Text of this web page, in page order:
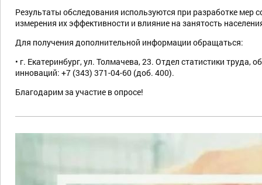
Результаты обследования используются при разработке мер
измерения их эффективности и влияние на занятость
Для получения дополнительной информации обращаться:
• г. Екатеринбург, ул. Толмачева, 23. Отдел статистики труда,
инноваций: +7 (343) 371-04-60 (доб. 400).
Благодарим за участие в опросе!